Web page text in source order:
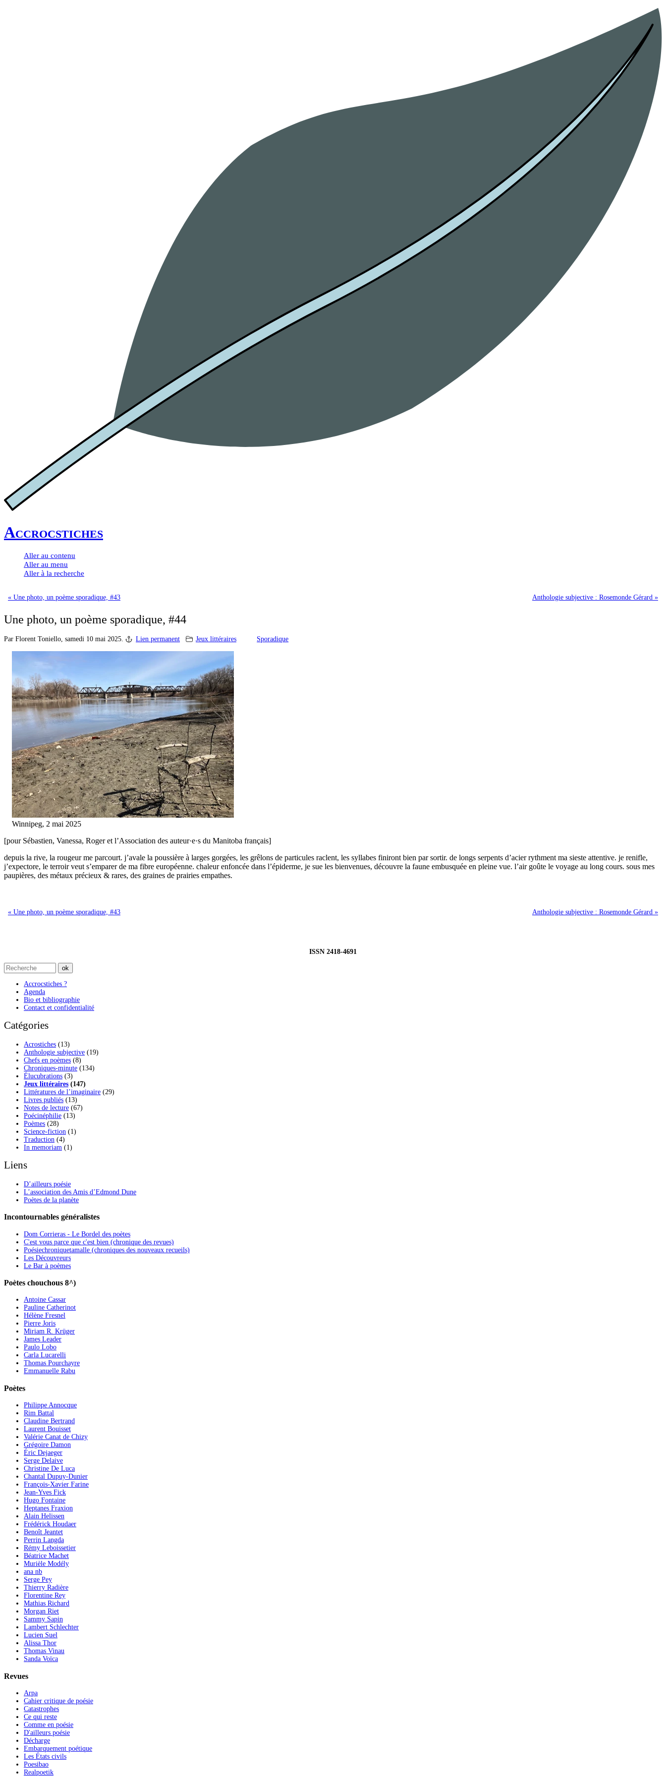
Accrocstiches
Aller au contenu
Aller au menu
Aller à la recherche
« Une photo, un poème sporadique, #43 Anthologie subjective : Rosemonde Gérard »
Une photo, un poème sporadique, #44
Par Florent Toniello, samedi 10 mai 2025. Lien permanent Jeux littéraires Sporadique
Winnipeg, 2 mai 2025
[pour Sébastien, Vanessa, Roger et l’Association des auteur·e·s du Manitoba français]
depuis la rive, la rougeur me parcourt. j’avale la poussière à larges gorgées, les grêlons de particules raclent, les syllabes finiront bien par sortir. de longs serpents d’acier rythment ma sieste attentive. je renifle,
j’expectore, le terroir veut s’emparer de ma fibre européenne. chaleur enfoncée dans l’épiderme, je sue les bienvenues, découvre la faune embusquée en pleine vue. l’air goûte le voyage au long cours. sous mes
paupières, des métaux précieux & rares, des graines de prairies empathes.
« Une photo, un poème sporadique, #43 Anthologie subjective : Rosemonde Gérard »
ISSN 2418-4691
Accrocstiches ?
Agenda
Bio et bibliographie
Contact et confidentialité
Catégories
Acrostiches (13)
Anthologie subjective (19)
Chefs en poèmes (8)
Chroniques-minute (134)
Élucubrations (3)
Jeux littéraires (147)
Littératures de l’imaginaire (29)
Livres publiés (13)
Notes de lecture (67)
Poécinéphilie (13)
Poèmes (28)
Science-fiction (1)
Traduction (4)
In memoriam (1)
Liens
D’ailleurs poésie
L’association des Amis d’Edmond Dune
Poètes de la planète
Incontournables généralistes
Dom Corrieras - Le Bordel des poètes
C'est vous parce que c'est bien (chronique des revues)
Poésiechroniquetamalle (chroniques des nouveaux recueils)
Les Découvreurs
Le Bar à poèmes
Poètes chouchous 8^)
Antoine Cassar
Pauline Catherinot
Hélène Fresnel
Pierre Joris
Miriam R. Krüger
James Leader
Paulo Lobo
Carla Lucarelli
Thomas Pourchayre
Emmanuelle Rabu
Poètes
Philippe Annocque
Rim Battal
Claudine Bertrand
Laurent Bouisset
Valérie Canat de Chizy
Grégoire Damon
Éric Dejaeger
Serge Delaive
Christine De Luca
Chantal Dupuy-Dunier
François-Xavier Farine
Jean-Yves Fick
Hugo Fontaine
Heptanes Fraxion
Alain Helissen
Frédérick Houdaer
Benoît Jeantet
Perrin Langda
Rémy Leboissetier
Béatrice Machet
Murièle Modély
ana nb
Serge Pey
Thierry Radière
Florentine Rey
Mathias Richard
Morgan Riet
Sammy Sapin
Lambert Schlechter
Lucien Suel
Alissa Thor
Thomas Vinau
Sanda Voïca
Revues
Arpa
Cahier critique de poésie
Catastrophes
Ce qui reste
Comme en poésie
D'ailleurs poésie
Décharge
Embarquement poétique
Les États civils
Poesibao
Realpoetik